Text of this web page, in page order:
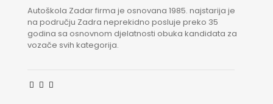
Autoškola Zadar firma je osnovana 1985. najstarija je
na području Zadra neprekidno posluje preko 35
godina sa osnovnom djelatnosti obuka kandidata za
vozače svih kategorija.